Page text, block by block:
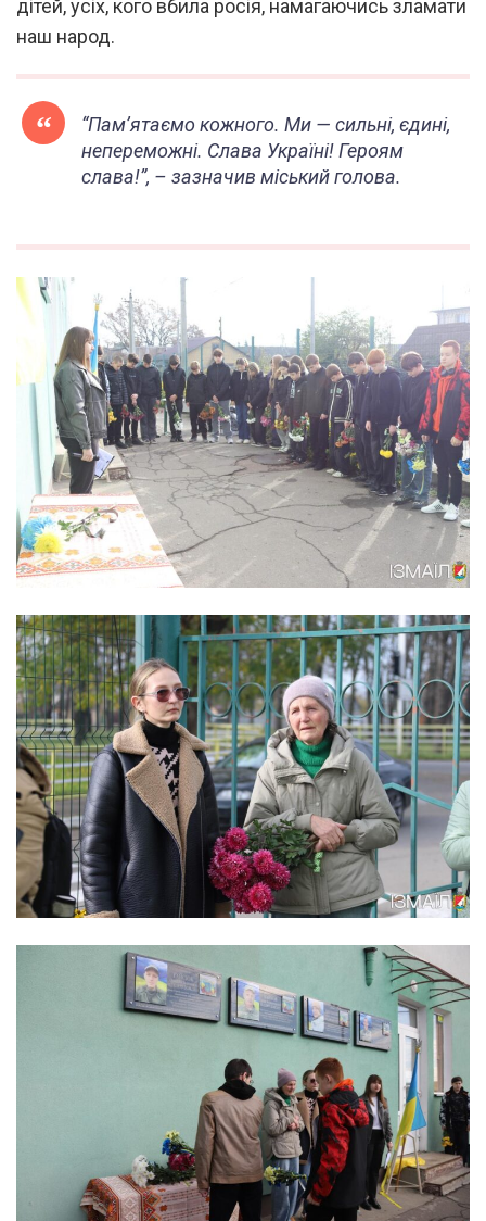
дітей, усіх, кого вбила росія, намагаючись зламати
наш народ.
“Пам’ятаємо кожного. Ми — сильні, єдині,
непереможні. Слава Україні! Героям
слава!”, – зазначив міський голова.